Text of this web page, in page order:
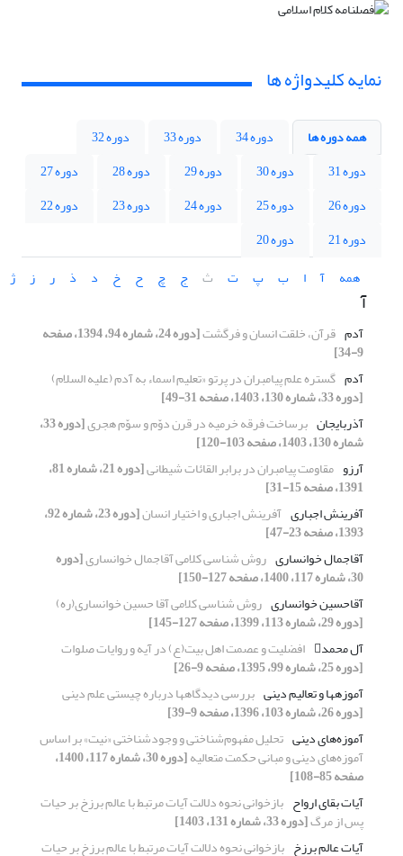
نمایه کلیدواژه ها
همه دوره ها دوره 34 دوره 33
دوره 32
دوره 31
دوره 30 دوره 29 دوره 28
دوره 27
دوره 26
دوره 25 دوره 24 دوره 23
دوره 22
دوره 21
دوره 20
همه
آ ا ب پ ت ث ج چ ح خ د ذ ر ز ژ
آ
آدم قرآن، خلقت انسان و فرگشت [دوره 24، شماره 94، 1394، صفحه
9-34]
آدم گستره علم پیامبران در پرتو «تعلیم اسماء به آدم (علیه السلام)
[دوره 33، شماره 130، 1403، صفحه 31-49]
آذربایجان برساخت فرقه خرمیه در قرن دوّم و سوّم هجری [دوره 33،
شماره 130، 1403، صفحه 103-120]
آرزو مقاومت پیامبران در برابر القائات شیطانی [دوره 21، شماره 81،
1391، صفحه 15-31]
آفرینش اجباری آفرینش اجباری و اختیار انسان [دوره 23، شماره 92،
1393، صفحه 23-47]
آقاجمال خوانساری روش شناسی کلامی آقاجمال خوانساری[دوره
30، شماره 117، 1400، صفحه 127-150]
آقاحسین خوانساری روش شناسی کلامی آقا حسین خوانساری(ره)
[دوره 29، شماره 113، 1399، صفحه 127-145]
آل محمد
افضلیت و عصمت اهل بیت(ع) در آیه و روایات صلوات
[دوره 25، شماره 99، 1395، صفحه 9-26]
آموزه‎ها و تعالیم دینی
بررسی دیدگاه‎ها درباره چیستی علم دینی
[دوره 26، شماره 103، 1396، صفحه 9-39]
آموزه‌های دینی تحلیل مفهوم‌شناختی و وجودشناختی «نیت» بر اساس
آموزه‌های دینی و مبانی حکمت متعالیه [دوره 30، شماره 117، 1400،
صفحه 85-108]
آیات بقای ارواح بازخوانی نحوه دلالت آیات مرتبط با عالم برزخ بر حیات
پس از مرگ[دوره 33، شماره 131، 1403]
آیات عالم برزخ بازخوانی نحوه دلالت آیات مرتبط با عالم برزخ بر حیات